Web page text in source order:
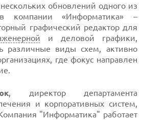
обновлений одного из
компании «Информатика» –
графический редактор для
и деловой графики,
различные виды схем, активно
где фокус направлен
, директор департамента
и корпоративных систем,
"Информатика" работает